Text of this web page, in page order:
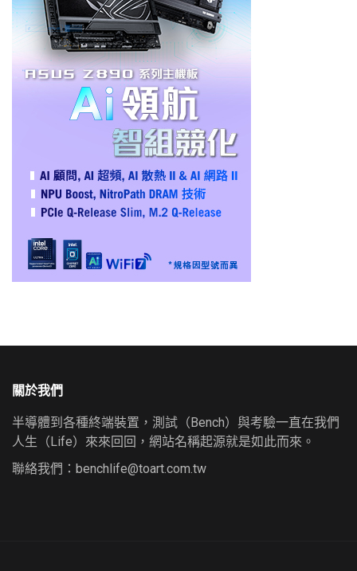
關於我們
半導體到各種終端裝置，測試（Bench）與考驗一直在我們
人生（Life）來來回回，網站名稱起源就是如此而來。
聯絡我們： benchlife@toart.com.tw